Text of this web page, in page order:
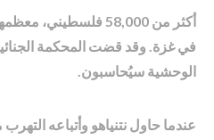
أكثر من 58,000
في غزة. وقد قضت المحكمة
الوحشية سيُحاسبون.
عندما حاول نتنياهو وأتباعه